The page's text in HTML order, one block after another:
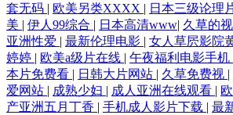
套无码 | 欧美另类XXXX | 日本三级论理
美 | 伊人99综合 | 日本高清www| 久草的
亚洲性爱 | 最新伦理电影 | 女人草屄影院
婷婷 | 欧美a级片在线 | 午夜福利电影手机
本片免费看 | 日韩大片网站 | 久草免费视 |
爱网站 | 成熟少妇 | 成人亚洲在线观看 |
产亚洲五月丁香 | 手机成人影片下载 | 最